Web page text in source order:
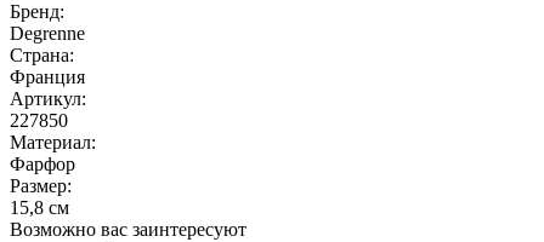
Бренд:
Degrenne
Страна:
Франция
Артикул:
227850
Материал:
Фарфор
Размер:
15,8 см
Возможно вас заинтересуют